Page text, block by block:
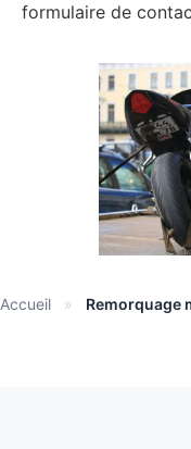
formulaire de
Accueil » Remorquage